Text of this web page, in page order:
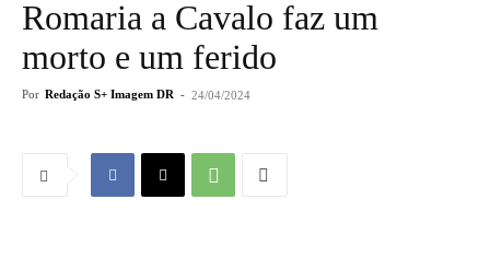
Romaria a Cavalo faz um
morto e um ferido
Por Redação S+ Imagem DR - 24/04/2024